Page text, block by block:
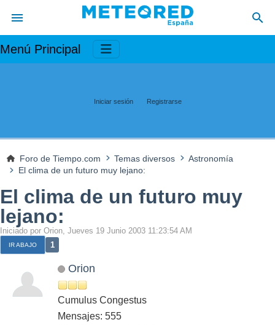
Menú Principal
Iniciar sesión Registrarse
Foro de Tiempo.com Temas diversos
Astronomía
El clima de un futuro muy lejano:
El clima de un futuro muy
lejano:
Iniciado por Orion, Jueves 19 Junio 2003 11:23:54 AM
IR ABAJO 1
Orion
Cumulus Congestus
Mensajes: 555